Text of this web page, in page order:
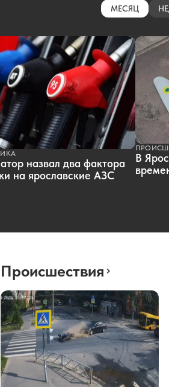
МЕСЯЦ
назвал два фактора
на ярославские АЗС
В
Происшествия